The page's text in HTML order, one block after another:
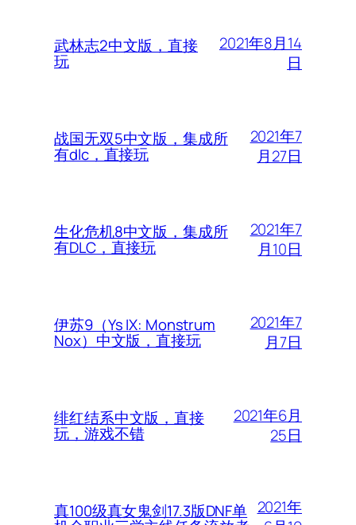
武林志2中文版，直接
玩
2021年8月14
日
战国无双5中文版，集成所
有dlc，直接玩
2021年7
月27日
生化危机8中文版，集成所
有DLC，直接玩
2021年7
月10日
伊苏9（Ys IX: Monstrum
Nox）中文版，直接玩
2021年7
月7日
绯红结系中文版，直接
玩，游戏不错
2021年6月
25日
真100级真女鬼剑17.3版DNF单 2021年